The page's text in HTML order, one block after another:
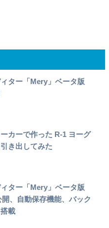
ター「Mery」ベータ版
カーで作った R-1 ヨーグ
き出してみた
ター「Mery」ベータ版
開、自動保存機能、バック
載